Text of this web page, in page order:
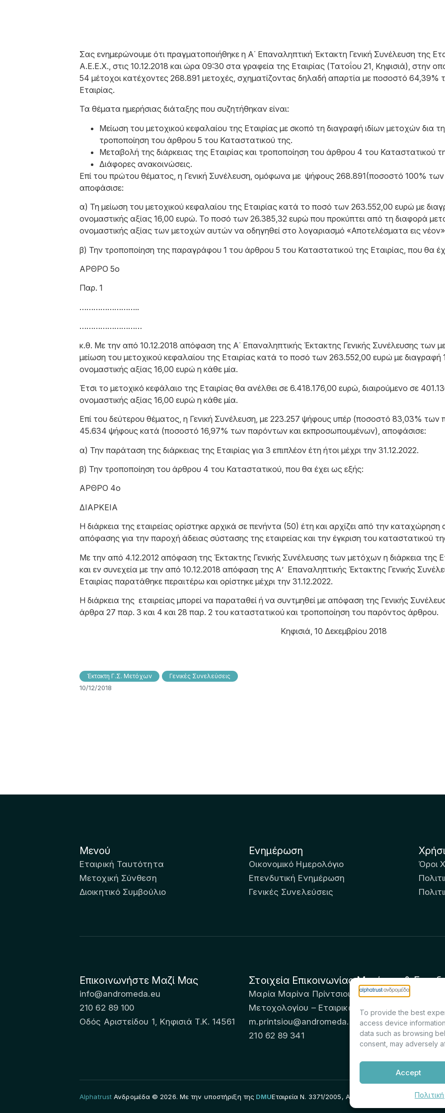
To provide the best
access device
data such as browsing
consent, may adversely
Accept
Σας ενημερώνουμε ότι πραγματοποιήθηκε η Α΄ Επαναληπτική Έκτακτη Γενική Συνέλευση της
Α.Ε.Ε.Χ., στις 10.12.2018 και ώρα 09:30 στα γραφεία της Εταιρίας (Τατοΐου 21, Κηφισιά), στην
54 μέτοχοι κατέχοντες 268.891 μετοχές, σχηματίζοντας δηλαδή απαρτία με ποσοστό 64,39%
Εταιρίας.
Τα θέματα ημερήσιας διάταξης που συζητήθηκαν είναι:
Μείωση του μετοχικού κεφαλαίου της Εταιρίας με σκοπό τη διαγραφή ιδίων μετοχών δια
τροποποίηση του άρθρου 5 του Καταστατικού της.
Μεταβολή της διάρκειας της Εταιρίας και τροποποίηση του άρθρου 4 του Καταστατικού
Διάφορες ανακοινώσεις.
Επί του πρώτου θέματος, η Γενική Συνέλευση, ομόφωνα με ψήφους 268.891(ποσοστό 100%
αποφάσισε:
α) Τη μείωση του μετοχικού κεφαλαίου της Εταιρίας κατά το ποσό των 263.552,00 ευρώ με
ονομαστικής αξίας 16,00 ευρώ. Το ποσό των 26.385,32 ευρώ που προκύπτει από τη διαφορά
ονομαστικής αξίας των μετοχών αυτών να οδηγηθεί στο λογαριασμό «Αποτελέσματα εις
β) Την τροποποίηση της παραγράφου 1 του άρθρου 5 του Καταστατικού της Εταιρίας, που θα
ΑΡΘΡΟ 5ο
Παρ. 1
……………………..
………………………
κ.θ. Με την από 10.12.2018 απόφαση της Α΄ Επαναληπτικής Έκτακτης Γενικής Συνέλευσης των
μείωση του μετοχικού κεφαλαίου της Εταιρίας κατά το ποσό των 263.552,00 ευρώ με διαγραφή
ονομαστικής αξίας 16,00 ευρώ η κάθε μία.
Έτσι το μετοχικό κεφάλαιο της Εταιρίας θα ανέλθει σε 6.418.176,00 ευρώ, διαιρούμενο σε
ονομαστικής αξίας 16,00 ευρώ η κάθε μία.
Επί του δεύτερου θέματος, η Γενική Συνέλευση, με 223.257 ψήφους υπέρ (ποσοστό 83,03%
45.634 ψήφους κατά (ποσοστό 16,97% των παρόντων και εκπροσωπουμένων), αποφάσισε:
α) Την παράταση της διάρκειας της Εταιρίας για 3 επιπλέον έτη ήτοι μέχρι την 31.12.2022.
β) Την τροποποίηση του άρθρου 4 του Καταστατικού, που θα έχει ως εξής:
ΑΡΘΡΟ 4ο
ΔΙΑΡΚΕΙΑ
Η διάρκεια της εταιρείας ορίστηκε αρχικά σε πενήντα (50) έτη και αρχίζει από την
απόφασης για την παροχή άδειας σύστασης της εταιρείας και την έγκριση του καταστατικού
Με την από 4.12.2012 απόφαση της Έκτακτης Γενικής Συνέλευσης των μετόχων η διάρκεια της
και εν συνεχεία με την από 10.12.2018 απόφαση της Α’ Επαναληπτικής Έκτακτης Γενικής
Εταιρίας παρατάθηκε περαιτέρω και ορίστηκε μέχρι την 31.12.2022.
Η διάρκεια της εταιρείας μπορεί να παραταθεί ή να συντμηθεί με απόφαση της Γενικής
άρθρα 27 παρ. 3 και 4 και 28 παρ. 2 του καταστατικού και τροποποίηση του παρόντος άρθρου.
Κηφισιά, 10 Δεκεμβρίου 2018
Έκτακτη Γ.Σ. Μετόχων Γενικές Συνελεύσεις
10/12/2018
Μενού
Εταιρική Ταυτότητα
Μετοχική Σύνθεση
Διοικητικό Συμβούλιο
Ενημέρωση
Οικονομικό Ημερολόγιο
Επενδυτική Ενημέρωση
Γενικές Συνελεύσεις
Όροι
Επικοινωνήστε Μαζί Μας
info@andromeda.eu
210 62 89 100
Οδός Αριστείδου 1, Κηφισιά Τ.Κ. 14561
Στοιχεία Επικοινωνίας Μετόχων &
Μαρία Μαρίνα Πρίντσιου – Corporate
Μετοχολογίου – Εταιρικών Ανακοινώσεων
m.printsiou@andromeda.eu
210 62 89 341
Alphatrust Ανδρομέδα © 2026. Με την υποστήριξη της DMUΕταιρεία Ν. 3371/2005, Απόφαση Επιτρ.Κεφ.:5/192/